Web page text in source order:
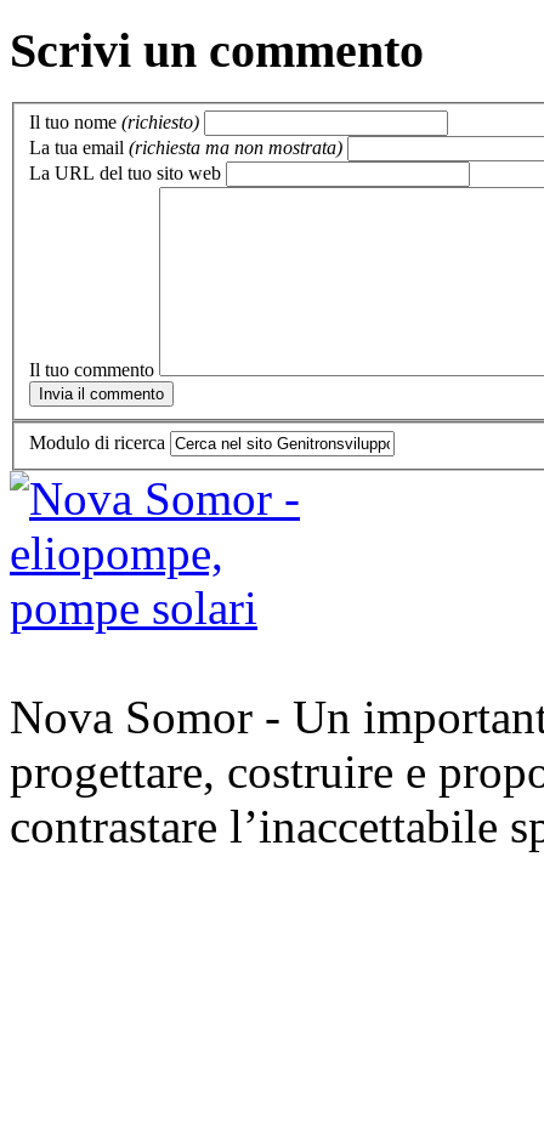
Scrivi un commento
Il tuo nome (richiesto)
La tua email (richiesta ma non mostrata)
La URL del tuo sito web
Il tuo commento
Modulo di ricerca
Nova Somor - Un
progettare, costruire e
contrastare l’inaccettabile